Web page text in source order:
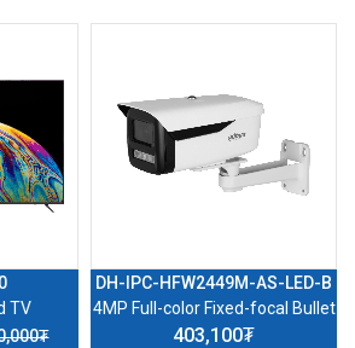
TV
DH-IPC-HFW2449M-AS-LED-B
4MP Full-color Fixed-focal Bullet
403,100₮